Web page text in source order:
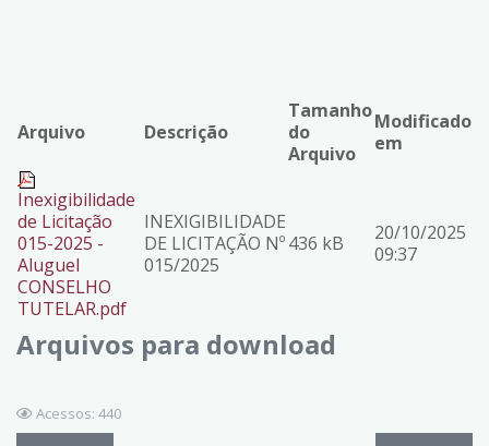
Arquivos para download
Arquivo Descrição
Tamanho
do
Arquivo
Modificado
em
Inexigibilidade
de Licitação
015-2025 -
Aluguel
CONSELHO
TUTELAR.pdf
INEXIGIBILIDADE
DE LICITAÇÃO Nº
015/2025
436 kB
20/10/2025
09:37
Acessos: 440